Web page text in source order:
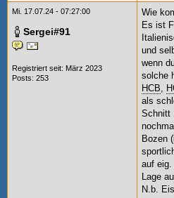
Mi. 17.07.24 - 07:27:00
Sergei#91
Registriert seit: März 2023
Posts: 253
Wie
Es ist
und
wenn
solche
HCB,
als
Schnitt
Bozen
auf eig.
Lage
N.b.